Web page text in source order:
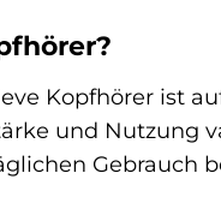
Kopfhörer ist
und Nutzung
Gebrauch